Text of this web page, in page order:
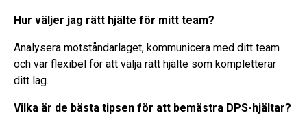
Hur väljer jag rätt hjälte för mitt team?
Analysera motståndarlaget, kommunicera med ditt team
och var flexibel för att välja rätt hjälte som kompletterar
ditt lag.
Vilka är de bästa tipsen för att bemästra DPS-hjältar?